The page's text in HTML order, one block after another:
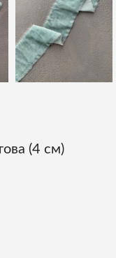
(4 см)